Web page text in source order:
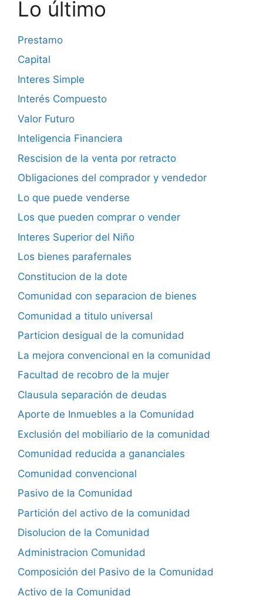
Lo último
Prestamo
Capital
Interes Simple
Interés Compuesto
Valor Futuro
Inteligencia Financiera
Rescision de la venta por retracto
Obligaciones del comprador y vendedor
Lo que puede venderse
Los que pueden comprar o vender
Interes Superior del Niño
Los bienes parafernales
Constitucion de la dote
Comunidad con separacion de bienes
Comunidad a titulo universal
Particion desigual de la comunidad
La mejora convencional en la comunidad
Facultad de recobro de la mujer
Clausula separación de deudas
Aporte de Inmuebles a la Comunidad
Exclusión del mobiliario de la comunidad
Comunidad reducida a gananciales
Comunidad convencional
Pasivo de la Comunidad
Partición del activo de la comunidad
Disolucion de la Comunidad
Administracion Comunidad
Composición del Pasivo de la Comunidad
Activo de la Comunidad